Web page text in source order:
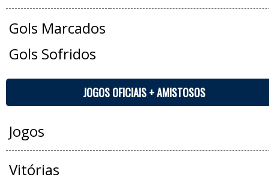
Gols Marcados
Gols Sofridos
JOGOS OFICIAIS + AMISTOSOS
Jogos
Vitórias